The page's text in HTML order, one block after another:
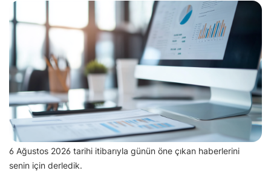
6 Ağustos 2026 tarihi itibarıyla günün öne çıkan haberlerini
senin için derledik.